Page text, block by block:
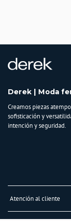
Cuidado y Lavado
Composición:
50% Viscosa
28% PBT 22 % Nylon
Derek | Moda
Creamos piezas
sofisticación y
intención y seguridad.
Atención al cliente